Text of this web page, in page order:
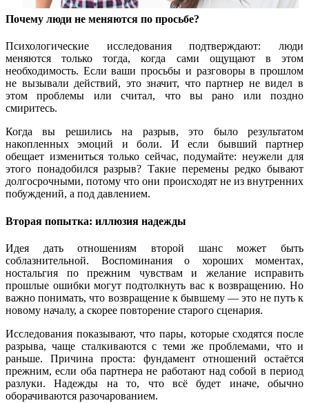
Почему люди не меняются по просьбе?
Психологические исследования подтверждают: люди
меняются только тогда, когда сами ощущают в этом
необходимость. Если ваши просьбы и разговоры в прошлом
не вызывали действий, это значит, что партнер не видел в
этом проблемы или считал, что вы рано или поздно
смиритесь.
Когда вы решились на разрыв, это было результатом
накопленных эмоций и боли. И если бывший партнер
обещает измениться только сейчас, подумайте: неужели для
этого понадобился разрыв? Такие перемены редко бывают
долгосрочными, потому что они происходят не из внутренних
побуждений, а под давлением.
Вторая попытка: иллюзия надежды
Идея дать отношениям второй шанс может быть
соблазнительной. Воспоминания о хороших моментах,
ностальгия по прежним чувствам и желание исправить
прошлые ошибки могут подтолкнуть вас к возвращению. Но
важно понимать, что возвращение к бывшему — это не путь к
новому началу, а скорее повторение старого сценария.
Исследования показывают, что пары, которые сходятся после
разрыва, чаще сталкиваются с теми же проблемами, что и
раньше. Причина проста: фундамент отношений остаётся
прежним, если оба партнера не работают над собой в период
разлуки. Надежды на то, что всё будет иначе, обычно
оборачиваются разочарованием.